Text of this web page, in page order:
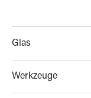
Glas
Werkzeuge